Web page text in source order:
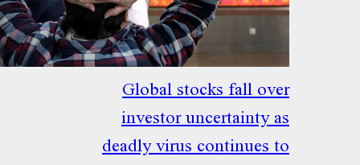
Global stocks fall
investor uncertainty
deadly virus continues